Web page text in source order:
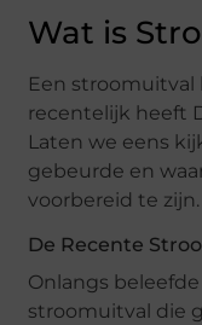
Wat is
Een stroomuitval
recentelijk heeft
Laten we eens
gebeurde en
voorbereid te zijn.
De Recente
Onlangs
stroomuitval die